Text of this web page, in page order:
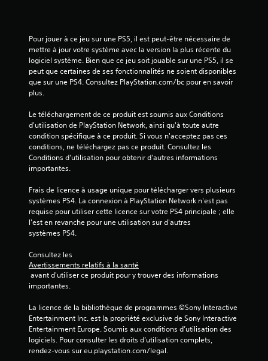
9
2
a
v
s
)
Pour jouer à ce jeu sur une PS5, il est peut-être nécessaire de
mettre à jour votre système avec la version la plus récente du
logiciel système. Bien que ce jeu soit jouable sur une PS5, il se
peut que certaines de ses fonctionnalités ne soient disponibles
que sur une PS4. Consultez PlayStation.com/bc pour en savoir
plus.
Le téléchargement de ce produit est soumis aux Conditions
d'utilisation de PlayStation Network, ainsi qu'à toute autre
condition spécifique à ce produit. Si vous n'acceptez pas ces
conditions, ne téléchargez pas ce produit. Consultez les
Conditions d'utilisation pour obtenir d'autres informations
importantes.
Frais de licence à usage unique pour télécharger vers plusieurs
systèmes PS4. La connexion à PlayStation Network n'est pas
requise pour utiliser cette licence sur votre PS4 principale ; elle
l'est en revanche pour une utilisation sur d'autres
systèmes PS4.
Consultez les
Avertissements relatifs à la santé
importantes.
La licence de la bibliothèque de programmes ©Sony Interactive
Entertainment Inc. est la propriété exclusive de Sony Interactive
Entertainment Europe. Soumis aux conditions d’utilisation des
logiciels. Pour consulter les droits d’utilisation complets,
rendez-vous sur eu.playstation.com/legal.